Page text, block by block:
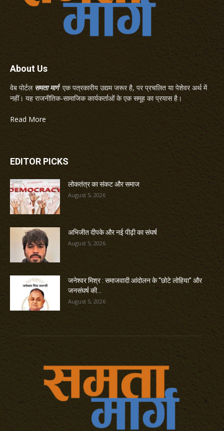
About Us
वेब पोर्टल समता मार्गएक पत्रकारीय उद्यम जरूर है, पर प्रचलित या पेशेवर अर्थ में
नहीं। यह राजनीतिक-सामाजिक कार्यकर्ताओं के एक समूह का प्रयास है।
Read More
EDITOR PICKS
लोकतंत्र का संकट और समाज
August 5, 2026
अभिजीत दीपके और नई पीढ़ी का संघर्ष
August 5, 2026
जनेश्वर मिश्र : समाजवादी आंदोलन के “छोटे लोहिया” और
जनसंघर्ष की...
August 5, 2026